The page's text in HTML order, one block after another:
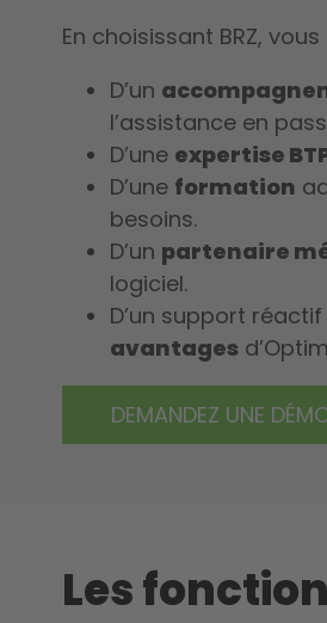
En choisissant BRZ,
D’un
l’assistance en
D’une expertise
D’une formation
besoins.
D’un partenaire
logiciel.
D’un support
avantages
DEMANDEZ UNE
Les